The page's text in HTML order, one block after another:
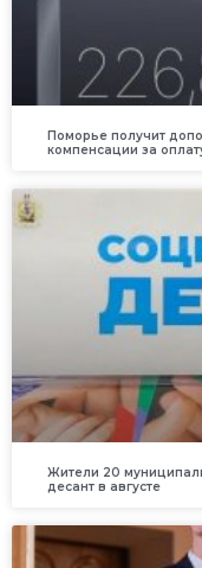
Поморье получит
компенсации за
Жители 20
десант в августе